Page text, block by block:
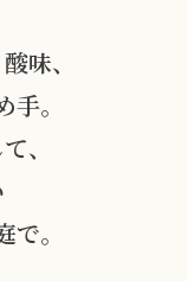
味、
。
、
。